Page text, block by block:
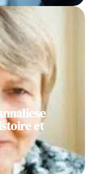
et